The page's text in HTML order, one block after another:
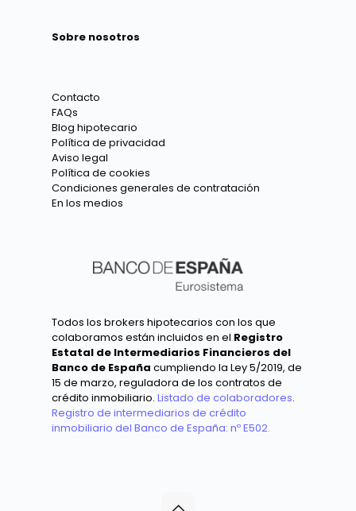
Sobre nosotros
Contacto
FAQs
Blog hipotecario
Política de privacidad
Aviso legal
Política de cookies
Condiciones generales de contratación
En los medios
Todos los brokers hipotecarios con los que
colaboramos están incluidos en el Registro
Estatal de Intermediarios Financieros del
Banco de España cumpliendo la Ley 5/2019, de
15 de marzo, reguladora de los contratos de
crédito inmobiliario. Listado de colaboradores.
Registro de intermediarios de crédito
inmobiliario del Banco de España: nº E502.